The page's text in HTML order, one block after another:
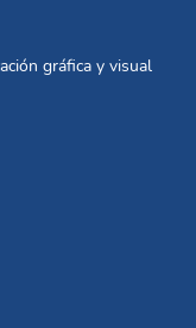
gráfica y visual